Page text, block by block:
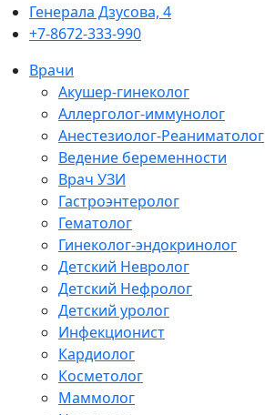
Генерала Дзусова, 4
+7-8672-333-990
Врачи
Акушер-гинеколог
Аллерголог-иммунолог
Анестезиолог-Реаниматолог
Ведение беременности
Врач УЗИ
Гастроэнтеролог
Гематолог
Гинеколог-эндокринолог
Детский Невролог
Детский Нефролог
Детский уролог
Инфекционист
Кардиолог
Косметолог
Маммолог